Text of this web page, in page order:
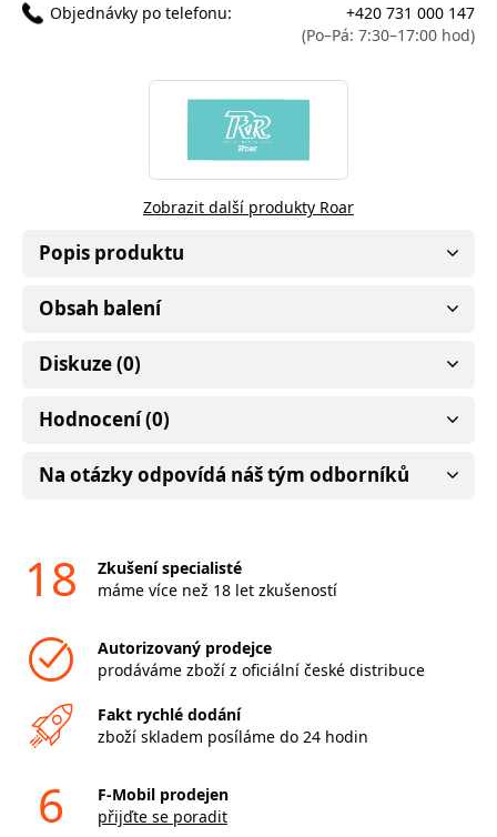
Objednávky po telefonu:
+420 731 000 147
(Po–Pá: 7:30–17:00 hod)
Zobrazit další produkty Roar
Popis produktu
Obsah balení
Diskuze (0)
Hodnocení (0)
Na otázky odpovídá náš tým odborníků
18
Zkušení specialisté
máme více než 18 let zkušeností
Autorizovaný prodejce
prodáváme zboží z oficiální české distribuce
Fakt rychlé dodání
zboží skladem posíláme do 24 hodin
6
F-Mobil prodejen
přijďte se poradit